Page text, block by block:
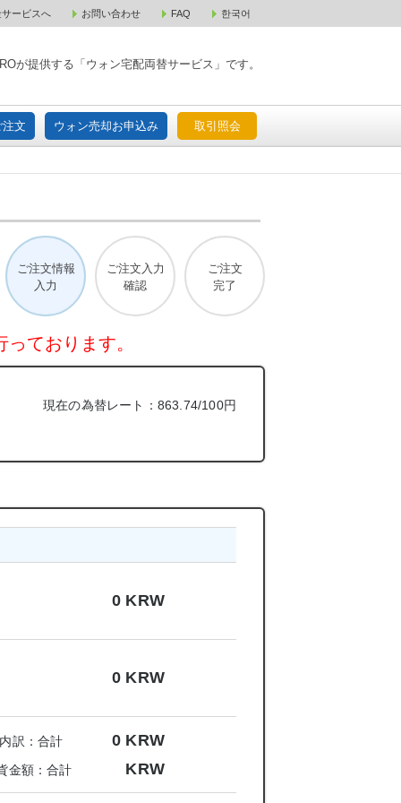
ービスへ お問い合わせ FAQ 한국어
が提供する「ウォン宅配両替サービス」です。
文 ウォン売却お申込み 取引照会
宅配ご注文 ウォン売却お申込み 取引照会
ご注文情報
入力
ご注文入力
確認
ご注文
完了
ております。
現在の為替レート：863.74/100円
0 KRW
0 KRW
訳：合計 0 KRW
金額：合計 KRW